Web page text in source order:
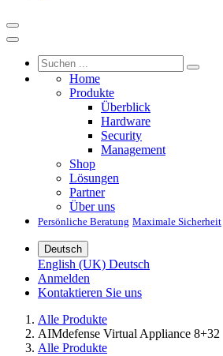
Home
Produkte
Überblick
Hardware
Security
Management
Shop
Lösungen
Partner
Über uns
Persönliche Beratung Maximale Sicherheit
Deutsch
English (UK) Deutsch
Anmelden
Kontaktieren Sie uns
Alle Produkte
AIMdefense Virtual Appliance 8+32
Alle Produkte